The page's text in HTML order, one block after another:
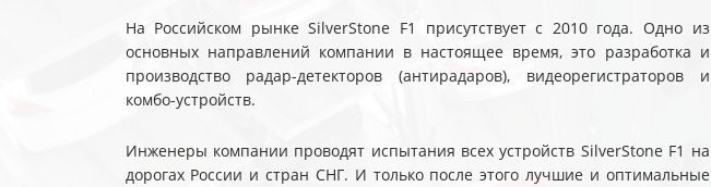
На Российском рынке SilverStone F1 присутствует с 2010 года. Одно из
основных направлений компании в настоящее время, это разработка и
производство радар-детекторов (антирадаров), видеорегистраторов и
комбо-устройств.
Инженеры компании проводят испытания всех устройств SilverStone F1 на
дорогах России и стран СНГ. И только после этого лучшие и оптимальные